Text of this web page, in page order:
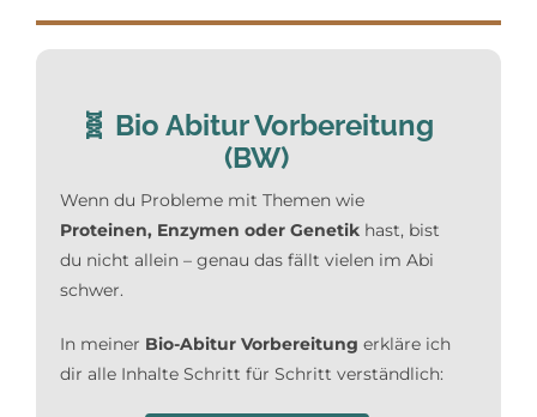
🧬 Bio Abitur Vorbereitung
(BW)
Wenn du Probleme mit Themen wie
Proteinen, Enzymen oder Genetikhast, bist
du nicht allein – genau das fällt vielen im Abi
schwer.
In meiner Bio-Abitur Vorbereitung erkläre ich
dir alle Inhalte Schritt für Schritt verständlich: